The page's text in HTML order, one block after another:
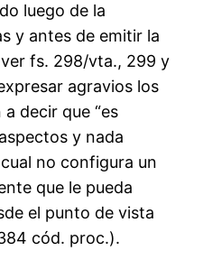
luego de la
y antes de emitir la
fs. 298/vta., 299 y
agravios los
decir que “es
y nada
no configura un
que le pueda
el punto de vista
cód. proc.).